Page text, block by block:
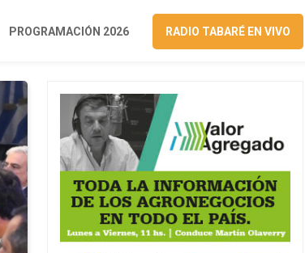
PROGRAMACIÓN 2026 RADIO TABARÉ EN VIVO